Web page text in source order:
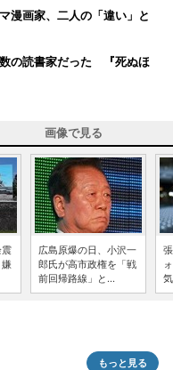
漫画家、二人の「違い」と
の読書家だった 『死ぬほ
画像で見る
広島原爆の日、小沢一
郎氏が高市政権を「戦
前回帰路線」と...
もっと見る